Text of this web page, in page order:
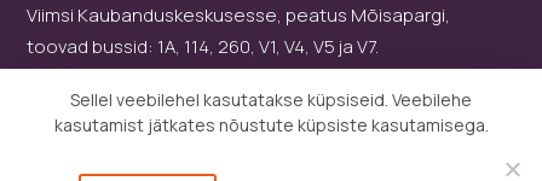
Viimsi Kaubanduskeskusesse, peatus Mõisapargi,
toovad bussid: 1A, 114, 260, V1, V4, V5 ja V7.
Sellel veebilehel kasutatakse küpsiseid. Veebilehe
kasutamist jätkates nõustute küpsiste kasutamisega.